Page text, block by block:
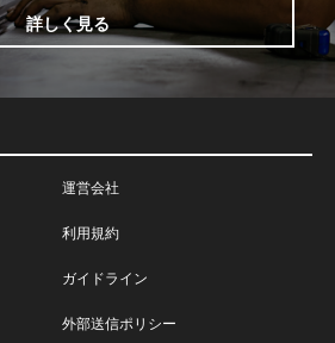
詳しく見る
運営会社
利用規約
ガイドライン
外部送信ポリシー